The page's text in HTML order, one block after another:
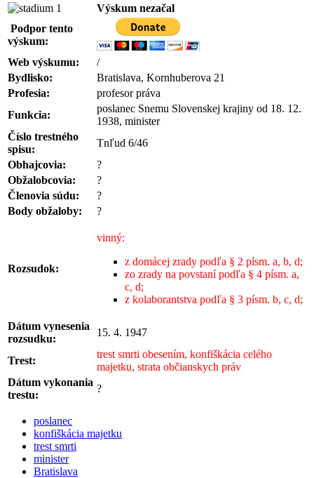
Výskum nezačal
Podpor tento
výskum:
Web výskumu:
/
Bydlisko:
Bratislava, Kornhuberova 21
Profesia:
profesor práva
Funkcia:
poslanec Snemu Slovenskej krajiny od 18. 12.
1938, minister
Číslo trestného
spisu:
Tnľud 6/46
Obhajcovia:
?
Obžalobcovia:
?
Členovia súdu:
?
Body obžaloby:
?
Rozsudok:
vinný:
z domácej zrady podľa § 2 písm. a, b, d;
zo zrady na povstaní podľa § 4 písm. a,
c, d;
z kolaborantstva podľa § 3 písm. b, c, d;
Dátum vynesenia
rozsudku:
15. 4. 1947
Trest:
trest smrti obesením, konfiškácia celého
majetku, strata občianskych práv
Dátum vykonania
trestu:
?
poslanec
konfiškácia majetku
trest smrti
minister
Bratislava